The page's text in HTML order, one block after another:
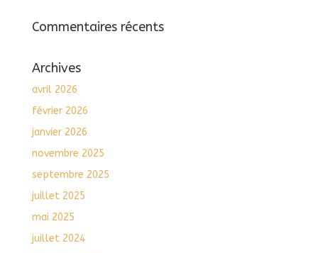
Commentaires récents
Archives
avril 2026
février 2026
janvier 2026
novembre 2025
septembre 2025
juillet 2025
mai 2025
juillet 2024